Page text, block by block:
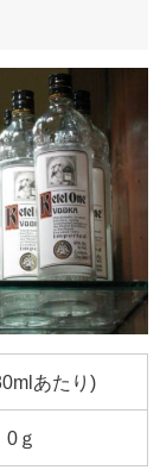
あたり)
0ｇ